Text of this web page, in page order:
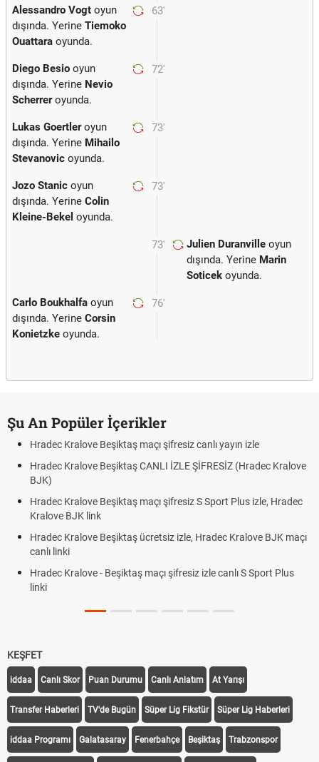
63'
Alessandro Vogt oyun
dışında. Yerine Tiemoko
Ouattara oyunda.
72'
Diego Besio oyun
dışında. Yerine Nevio
Scherreroyunda.
73'
Lukas Goertleroyun
dışında. Yerine Mihailo
Stevanovic oyunda.
73'
Jozo Stanic oyun
dışında. Yerine Colin
Kleine-Bekel oyunda.
73' Julien Duranville oyun
dışında. Yerine Marin
Soticek oyunda.
76'
Carlo Boukhalfa oyun
dışında. Yerine Corsin
Konietzke oyunda.
Şu An Popüler İçerikler
Hradec Kralove Beşiktaş maçı şifresiz canlı yayın izle
Hradec Kralove Beşiktaş CANLI İZLE ŞİFRESİZ (Hradec Kralove
BJK)
Hradec Kralove Beşiktaş maçı şifresiz S Sport Plus izle, Hradec
Kralove BJK link
Hradec Kralove Beşiktaş ücretsiz izle, Hradec Kralove BJK maçı
canlı linki
Hradec Kralove - Beşiktaş maçı şifresiz izle canlı S Sport Plus
linki
KEŞFET
iddaa Canlı Skor Puan Durumu Canlı Anlatım At Yarışı
Transfer Haberleri TV'de Bugün Süper Lig Fikstür Süper Lig Haberleri
iddaa Programı Galatasaray Fenerbahçe Beşiktaş Trabzonspor